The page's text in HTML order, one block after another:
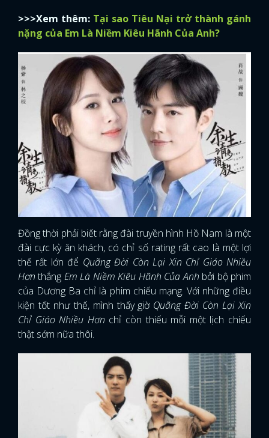
>>>Xem thêm: Tại sao Tiêu Nại trở thành gánh
nặng của Em Là Niềm Kiêu Hãnh Của Anh?
Đồng thời phải biết rằng đài truyền hình Hồ Nam là một
đài cực kỳ ăn khách, có chỉ số rating rất cao là một lợi
thế rất lớn để Quãng Đời Còn Lại Xin Chỉ Giáo Nhiều
Hơn thắng Em Là Niềm Kiêu Hãnh Của Anh bởi bộ phim
của Dương Ba chỉ là phim chiếu mạng. Với những điều
kiện tốt như thế, mình thấy giờ Quãng Đời Còn Lại Xin
Chỉ Giáo Nhiều Hơn chỉ còn thiếu mỗi một lịch chiếu
thật sớm nữa thôi.